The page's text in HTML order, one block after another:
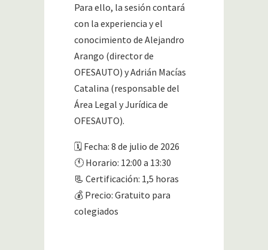
Para ello, la sesión contará
con la experiencia y el
conocimiento de Alejandro
Arango (director de
OFESAUTO) y Adrián Macías
Catalina (responsable del
Área Legal y Jurídica de
OFESAUTO).
🗓 Fecha: 8 de julio de 2026
🕚 Horario: 12:00 a 13:30
📃 Certificación: 1,5 horas
💰 Precio: Gratuito para
colegiados